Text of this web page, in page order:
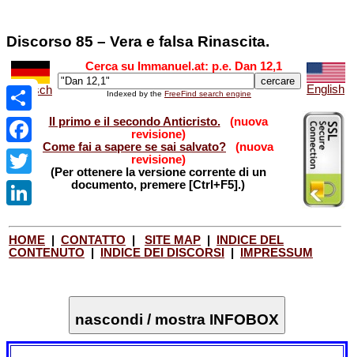
Discorso 85 – Vera e falsa Rinascita.
Deutsch
Cerca su Immanuel.at: p.e. Dan 12,1
Indexed by the FreeFind search engine English
Share
Facebook
Twitter
Il primo e il secondo Anticristo.
(nuova
revisione)
Come fai a sapere se sai salvato?
(nuova
revisione)
(Per ottenere la versione corrente di un
documento, premere [Ctrl+F5].)
HOME CONTATTO SITE MAP
INDICE DEL
CONTENUTO
INDICE DEI DISCORSI IMPRESSUM
nascondi / mostra INFOBOX